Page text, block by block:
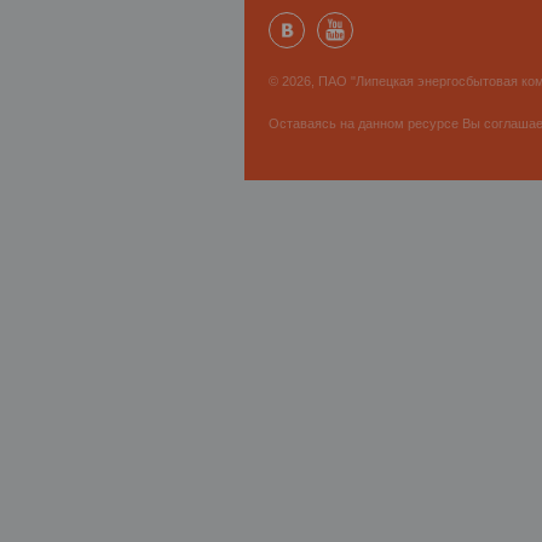
© 2026, ПАО "Липецкая энергосбытовая
Оставаясь на данном ресурсе Вы